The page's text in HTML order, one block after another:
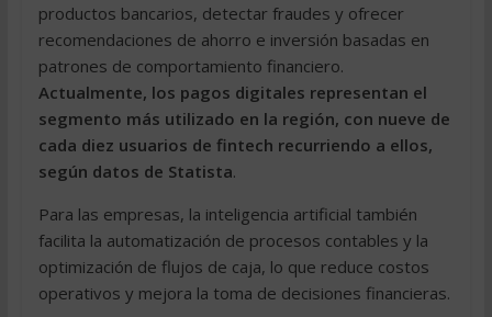
productos bancarios, detectar fraudes y ofrecer
recomendaciones de ahorro e inversión basadas en
patrones de comportamiento financiero.
Actualmente, los pagos digitales representan el
segmento más utilizado en la región, con nueve de
cada diez usuarios de fintech recurriendo a ellos,
según datos de Statista.
Para las empresas, la inteligencia artificial también
facilita la automatización de procesos contables y la
optimización de flujos de caja, lo que reduce costos
operativos y mejora la toma de decisiones financieras.